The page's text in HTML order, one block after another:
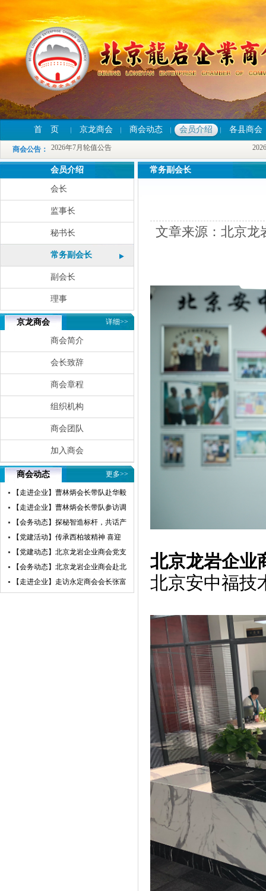
首 页 京龙商会 商会动态 会员介绍 各县商会
商会公告 ：
2026年7月轮值公告
2026年7月轮值公告
2026年7月轮值公告
会员介绍
会长
监事长
秘书长
常务副会长
副会长
理事
京龙商会 详细>>
商会简介
会长致辞
商会章程
组织机构
商会团队
加入商会
商会动态 更多>>
【走进企业】曹林炳会长带队赴华毅
瀛飞开展参访交流活动
【走进企业】曹林炳会长带队参访调
研赛微电子
【会务动态】探秘智造标杆，共话产
业未来——北京龙岩企业商会走进小
米汽车超级工厂参访交流
【党建活动】传承西柏坡精神 喜迎
建党105周年——北京龙岩企业商会
党支部赴西柏坡开展红色教育主题党
日活动
【党建动态】北京龙岩企业商会党支
部荣获“先进基层党组织”荣誉称号
【会务动态】北京龙岩企业商会赴北
京莆田企业商会开展交流互鉴活动
【走进企业】走访永定商会会长张富
常务副会长
文章来源：北京
北京龙岩企业
北京安中福技